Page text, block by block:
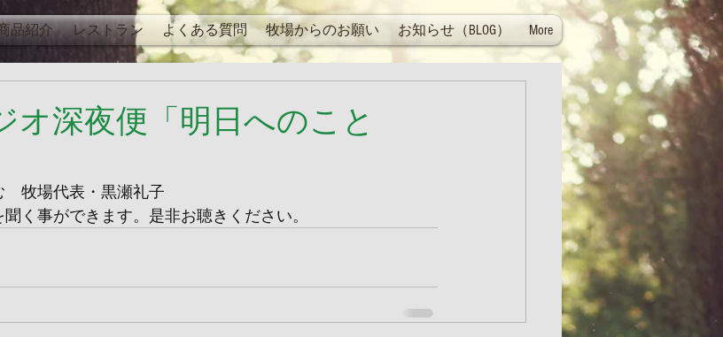
品紹介 レストラン よくある質問 牧場からのお願い お知らせ（BLOG） More
オ深夜便「明日へのこと
牧場代表・黒瀬礼子
く事ができます。是非お聴きください。